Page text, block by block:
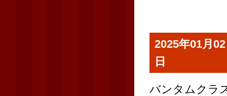
2025年01月
日
バンタムクラ